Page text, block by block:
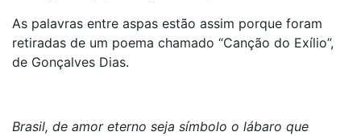
As palavras entre aspas estão assim porque foram
retiradas de um poema chamado “Canção do Exílio”,
de Gonçalves Dias.
Brasil, de amor eterno seja símbolo o lábaro que